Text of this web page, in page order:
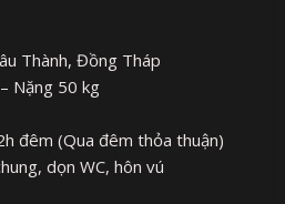
Thành, Đồng Tháp
Nặng 50 kg
đêm (Qua đêm thỏa thuận)
dọn WC, hôn vú